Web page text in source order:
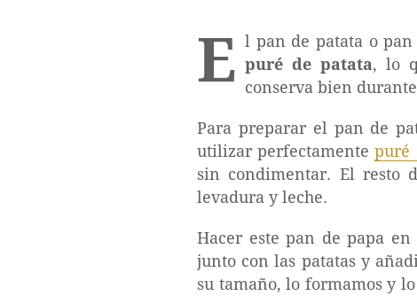
E l pan de patata o
puré de patata, lo
conserva bien
Para preparar el pan de
utilizar perfectamentepuré
sin condimentar. El resto
levadura y leche.
Hacer este pan de papa en
junto con las patatas y
su tamaño, lo formamos y